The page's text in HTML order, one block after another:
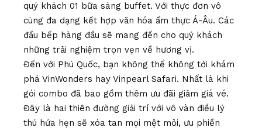
quý khách 01 bữa sáng buffet. Với thực đơn vô
cùng đa dạng kết hợp văn hóa ẩm thực Á-Âu. Các
đầu bếp hàng đầu sẽ mang đến cho quý khách
những trải nghiệm trọn vẹn về hương vị.
Đến với Phú Quốc, bạn không thể không tới khám
phá VinWonders hay Vinpearl Safari. Nhất là khi
gói combo đã bao gồm thêm ưu đãi giảm giá vé.
Đây là hai thiên đường giải trí với vô vàn điều lý
thú hứa hẹn sẽ xóa tan mọi mệt mỏi, ưu phiền